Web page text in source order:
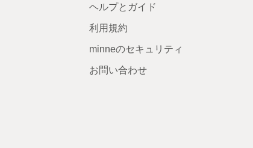
ヘルプとガイド
利用規約
minneのセキュリティ
お問い合わせ